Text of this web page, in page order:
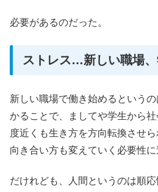
必要があるのだった。
ストレス…新しい職場
新しい職場で働き始めるという
かることで、ましてや学生から
度近くも生き方を方向転換させ
向き合い方も変えていく必要性に
だけれども、人間というのは順